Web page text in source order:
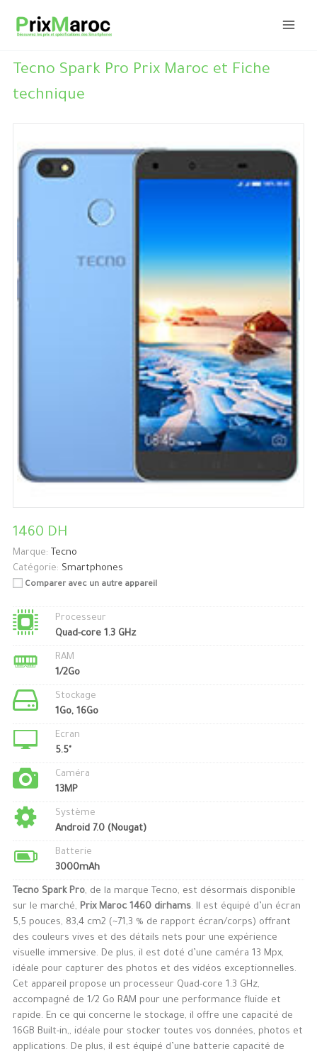
Tecno Spark Pro Prix Maroc et Fiche
technique
1460 DH
Marque: Tecno
Catégorie: Smartphones
Comparer avec un autre appareil
Processeur
Quad-core 1.3 GHz
RAM
1/2Go
Stockage
1Go, 16Go
Ecran
5.5"
Caméra
13MP
Système
Android 7.0 (Nougat)
Batterie
3000mAh
Tecno Spark Pro, de la marque Tecno, est désormais disponible
sur le marché, Prix Maroc 1460 dirhams. Il est équipé d’un écran
5,5 pouces, 83,4 cm2 (~71,3 % de rapport écran/corps) offrant
des couleurs vives et des détails nets pour une expérience
visuelle immersive. De plus, il est doté d’une caméra 13 Mpx,
idéale pour capturer des photos et des vidéos exceptionnelles.
Cet appareil propose un processeur Quad-core 1.3 GHz,
accompagné de 1/2 Go RAM pour une performance fluide et
rapide. En ce qui concerne le stockage, il offre une capacité de
16GB Built-in,, idéale pour stocker toutes vos données, photos et
applications. De plus, il est équipé d’une batterie capacité de